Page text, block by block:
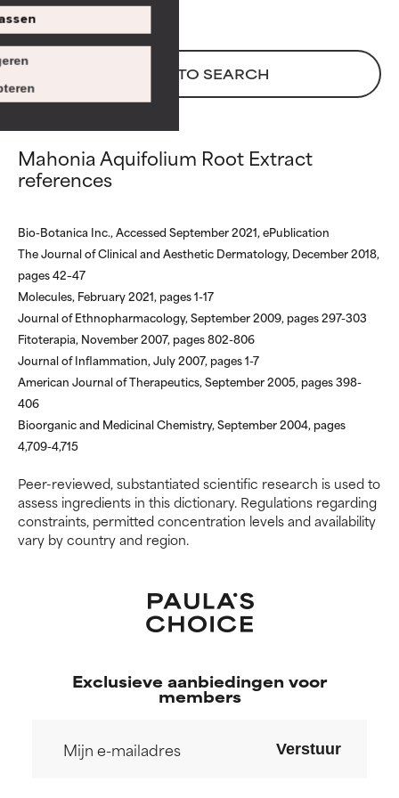
BACK TO SEARCH
Mahonia Aquifolium Root Extract
references
Bio-Botanica Inc., Accessed September 2021, ePublication
The Journal of Clinical and Aesthetic Dermatology, December 2018,
pages 42–47
Molecules, February 2021, pages 1-17
Journal of Ethnopharmacology, September 2009, pages 297-303
Fitoterapia, November 2007, pages 802-806
Journal of Inflammation, July 2007, pages 1-7
American Journal of Therapeutics, September 2005, pages 398-
406
Bioorganic and Medicinal Chemistry, September 2004, pages
4,709-4,715
Peer-reviewed, substantiated scientific research is used to
assess ingredients in this dictionary. Regulations regarding
constraints, permitted concentration levels and availability
vary by country and region.
Doorgaans niet-irriterend maar
kan esthetische, stabiliteits- of
andere problemen hebben die
het nut ervan beperken.
De kans op irritatie is aanwezig.
Het risico wordt vergroot als
het gecombineerd wordt met
andere problematische
SLECHTSTE
droogheid, enz. veroorzaken.
Kan in sommige gevallen
voordelen bieden, maar over
het algemeen is bewezen dat
het meer kwaad dan goed doet.
GEEN BEOORDELING
onderzoek ernaar nog niet
hebben bekeken.
Doorgaans niet-irriterend maar
kan esthetische, stabiliteits- of
andere problemen hebben die
het nut ervan beperken.
De kans op irritatie is aanwezig.
Het risico wordt vergroot als
het gecombineerd wordt met
andere problematische
SLECHTSTE
droogheid, enz. veroorzaken.
Kan in sommige gevallen
voordelen bieden, maar over
het algemeen is bewezen dat
het meer kwaad dan goed doet.
GEEN BEOORDELING
onderzoek ernaar nog niet
hebben bekeken.
Exclusieve aanbiedingen voor
members
Verstuur